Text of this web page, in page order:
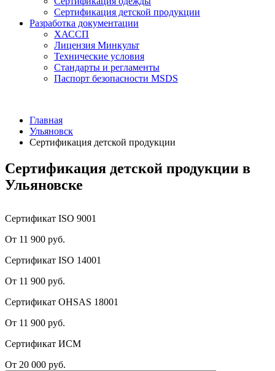
Сертификация детской продукции
Разработка документации
ХАССП
Лицензия Минкульт
Технические условия
Стандарты и регламенты
Паспорт безопасности MSDS
Главная
Ульяновск
Сертификация детской продукции
Сертификация детской продукции в
Ульяновске
Сертификат ISO 9001
От 11 900 руб.
Сертификат ISO 14001
От 11 900 руб.
Сертификат OHSAS 18001
От 11 900 руб.
Сертификат ИСМ
От 20 000 руб.